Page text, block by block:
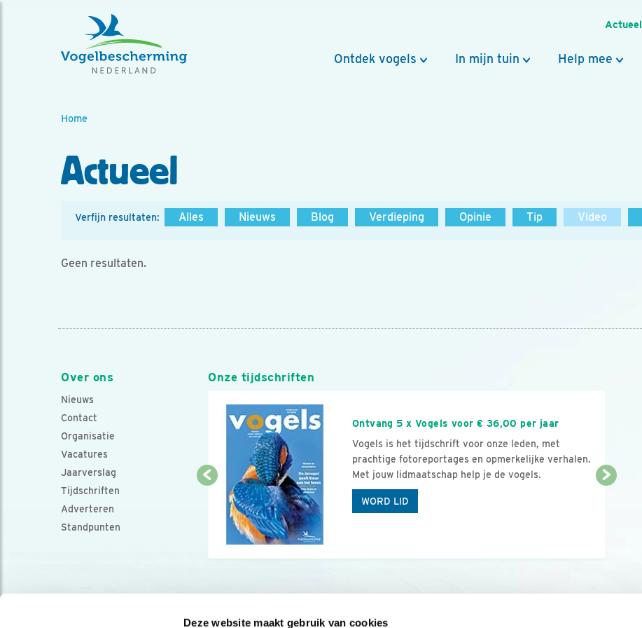
Deze website maakt gebruik van cookies
Actueel
Ontdek vogels In mijn tuin Help mee
Home
Actueel
Verfijn resultaten: Alles Nieuws Blog Verdieping Opinie Tip Video
Geen resultaten.
Over ons
Nieuws
Contact
Organisatie
Vacatures
Jaarverslag
Tijdschriften
Adverteren
Standpunten
Onze tijdschriften
Ontvang 5 x Vogels voor € 36,00 per jaar
Vogels is het tijdschrift voor onze leden, met
prachtige fotoreportages en opmerkelijke verhalen.
Met jouw lidmaatschap help je de vogels.
WORD LID